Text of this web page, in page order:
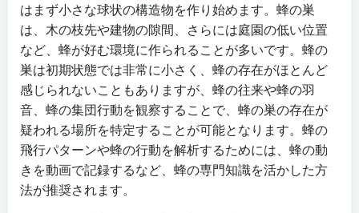
はまず小さな球状の構造物を作り始めます。蜂の巣
は、木の枝先や建物の隙間、さらには庭園の低い位置
など、蜂が好む環境に作られることが多いです。蜂の
巣は初期状態では非常に小さく、蜂の存在がほとんど
感じられないこともありますが、蜂の往来や蜂の羽
音、蜂の集団行動を観察することで、蜂の巣の存在が
疑われる場所を特定することが可能となります。蜂の
飛行パターンや蜂の行動を解析するためには、蜂の動
きを動画で記録するなど、蜂の専門知識を活かした方
法が推奨されます。